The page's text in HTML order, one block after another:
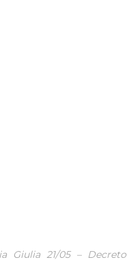
Giulia 21/05 – Decreto